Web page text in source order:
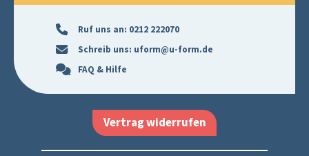
Ruf uns an: 0212 222070
Schreib uns: uform@u-form.de
FAQ & Hilfe
Vertrag widerrufen